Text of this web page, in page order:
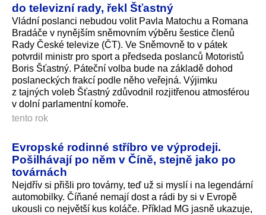
do televizní rady, řekl Šťastný
Vládní poslanci nebudou volit Pavla Matochu a Romana
Bradáče v nynějším sněmovním výběru šestice členů
Rady České televize (ČT). Ve Sněmovně to v pátek
potvrdil ministr pro sport a předseda poslanců Motoristů
Boris Šťastný. Páteční volba bude na základě dohod
poslaneckých frakcí podle něho veřejná. Výjimku
z tajných voleb Šťastný zdůvodnil rozjitřenou atmosférou
v dolní parlamentní komoře.
tento rok
Evropské rodinné stříbro ve výprodeji.
Pošilhávají po něm v Číně, stejně jako po
továrnách
Nejdřív si přišli pro továrny, teď už si myslí i na legendární
automobilky. Číňané nemají dost a rádi by si v Evropě
ukousli co největší kus koláče. Příklad MG jasně ukazuje,